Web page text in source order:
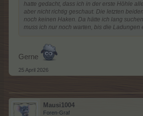
hatte gedacht, dass ich in der erste Höhle
aber nicht richtig geschaut. Die letzten
noch keinen Haken. Da hätte ich lang
muss ich nur noch warten, bis die Ladungen
Gerne
25 April 2026
Mausi1004
Foren-Graf